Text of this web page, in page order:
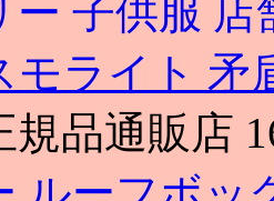
ー 子供服
モライト 矛
規品通販店